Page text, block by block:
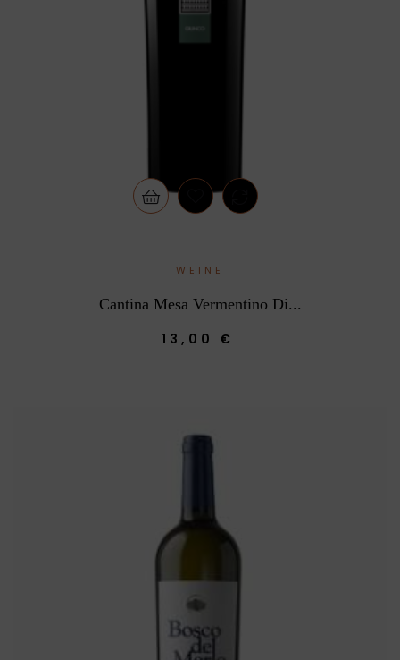
WEINE
Cantina Mesa Vermentino Di...
13,00 €